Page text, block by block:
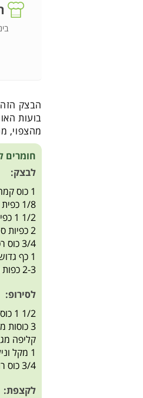
הבצק
בועות
מהצפוי,
חומרים ל-6 עוגות
לבצק:
1 כוס קמח
1/8 כפית מלח
1/2 1 כפיות שמרים לחים
2 כפיות סירופ אגבה (או סילאן או מייפל)
3/4 כוס רסק תפוחים ללא סוכר
1 כף גדושה שמן קוקוס מוצק
2-3 כפות מים חמימים
לסירופ:
1/2 1 כוסות סוכר
3 כוסות מים
קליפה מגורדת מ-1/
1 מקל וניל
3/4 כוס רום בהיר
לקצפת: